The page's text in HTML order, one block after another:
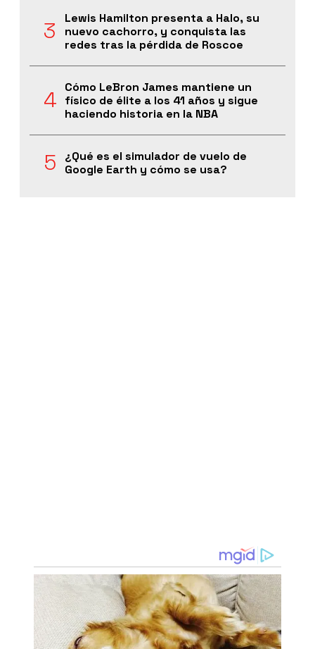
Lewis Hamilton presenta a Halo, su
nuevo cachorro, y conquista las
redes tras la pérdida de Roscoe
Cómo LeBron James mantiene un
físico de élite a los 41 años y sigue
haciendo historia en la NBA
¿Qué es el simulador de vuelo de
Google Earth y cómo se usa?